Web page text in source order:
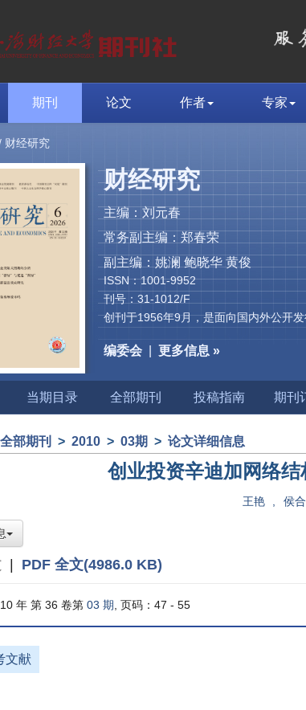
期刊 论文 作者 专家
财经研究
财经研究
主编：刘元春
常务副主编：郑春荣
副主编：姚澜 鲍晓华 黄俊
ISSN：1001-9952
刊号：31-1012/F
创刊于1956年9月，是面向国内外公开
编委会 更多信息 »
当期目录 全部期刊 投稿指南 期刊
全部期刊 > 2010 > 03期 > 论文详细信息
创业投资辛迪加网络
王艳 侯
PDF 全文(4986.0 KB)
年 第 36 卷第 03 期 , 页码：47 - 55
文献